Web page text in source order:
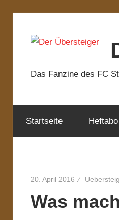
Inhalt
Das Fanzine des FC
Startseite Heftabo
20. April 2016
Was